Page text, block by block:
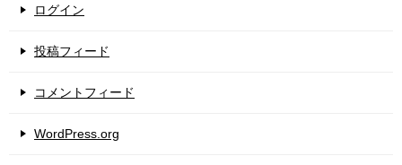
ログイン
投稿フィード
コメントフィード
WordPress.org